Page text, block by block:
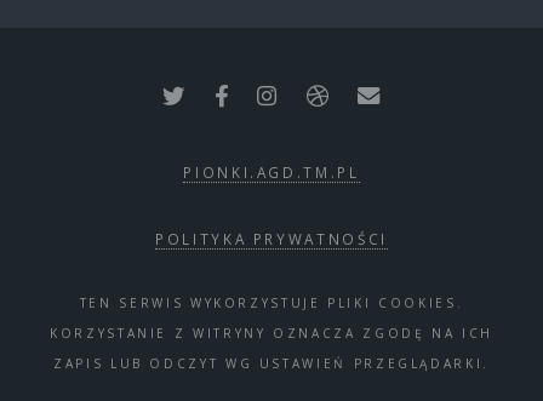
PIONKI.AGD.TM.PL
POLITYKA PRYWATNOŚCI
TEN SERWIS WYKORZYSTUJE PLIKI COOKIES.
KORZYSTANIE Z WITRYNY OZNACZA ZGODĘ NA ICH
ZAPIS LUB ODCZYT WG USTAWIEŃ PRZEGLĄDARKI.